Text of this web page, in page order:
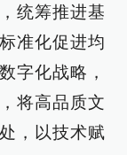
统筹推进基
准化促进均
字化战略，
将高品质文
，以技术赋